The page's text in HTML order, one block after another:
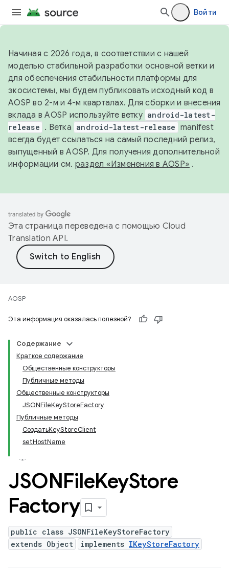
Войти
Начиная с 2026 года, в соответствии с нашей
моделью стабильной разработки основной ветки и
для обеспечения стабильности платформы для
экосистемы, мы будем публиковать исходный код в
AOSP во 2-м и 4-м кварталах. Для сборки и внесения
вклада в AOSP используйте ветку android-latest-
release . Ветка android-latest-release manifest
всегда будет ссылаться на самый последний релиз,
выпущенный в AOSP. Для получения дополнительной
информации см. раздел «Изменения в AOSP» .
Эта страница переведена с помощью Cloud
Translation API.
AOSP
Эта информация оказалась полезной?
Содержание
Краткое содержание
Общественные конструкторы
Публичные методы
Общественные конструкторы
JSONFileKeyStoreFactory
Публичные методы
СоздатьKeyStoreClient
setHostName
JSONFileKeyStore
Factory
public class JSONFileKeyStoreFactory
extends Object
implements IKeyStoreFactory